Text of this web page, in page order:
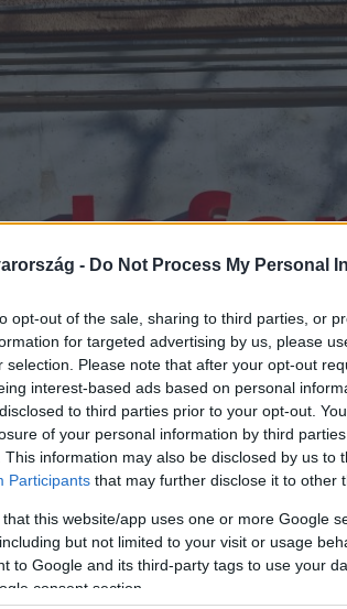
- Do Not Process My Personal
opt-out of the sale, sharing to third parties, or
for targeted advertising by us, please
selection. Please note that after your opt-out
interest-based ads based on personal
to third parties prior to your opt-out.
of your personal information by third
This information may also be disclosed by us to
Participants that may further disclose it to other
that this website/app uses one or more Google
but not limited to your visit or usage
to Google and its third-party tags to use your
consent section.